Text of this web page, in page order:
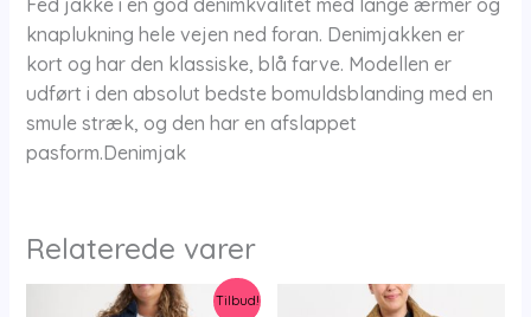
Fed jakke i en god denimkvalitet med lange ærmer og
knaplukning hele vejen ned foran. Denimjakken er
kort og har den klassiske, blå farve. Modellen er
udført i den absolut bedste bomuldsblanding med en
smule stræk, og den har en afslappet
pasform.Denimjak
Relaterede varer
Tilbud!